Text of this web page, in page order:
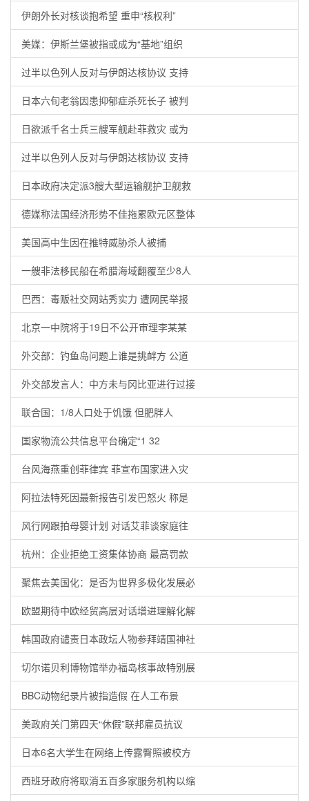
伊朗外长对核谈抱希望 重申“核权利”
美媒：伊斯兰堡被指或成为“基地”组织
过半以色列人反对与伊朗达核协议 支持
日本六旬老翁因患抑郁症杀死长子 被判
日欲派千名士兵三艘军舰赴菲救灾 或为
过半以色列人反对与伊朗达核协议 支持
日本政府决定派3艘大型运输舰护卫舰救
德媒称法国经济形势不佳拖累欧元区整体
美国高中生因在推特威胁杀人被捕
一艘非法移民船在希腊海域翻覆至少8人
巴西：毒贩社交网站秀实力 遭网民举报
北京一中院将于19日不公开审理李某某
外交部：钓鱼岛问题上谁是挑衅方 公道
外交部发言人：中方未与冈比亚进行过接
联合国：1/8人口处于饥饿 但肥胖人
国家物流公共信息平台确定“1 32
台风海燕重创菲律宾 菲宣布国家进入灾
阿拉法特死因最新报告引发巴怒火 称是
风行网跟拍母婴计划 对话艾菲谈家庭往
杭州：企业拒绝工资集体协商 最高罚款
聚焦去美国化：是否为世界多极化发展必
欧盟期待中欧经贸高层对话增进理解化解
韩国政府谴责日本政坛人物参拜靖国神社
切尔诺贝利博物馆举办福岛核事故特别展
BBC动物纪录片被指造假 在人工布景
美政府关门第四天“休假”联邦雇员抗议
日本6名大学生在网络上传露臀照被校方
西班牙政府将取消五百多家服务机构以缩